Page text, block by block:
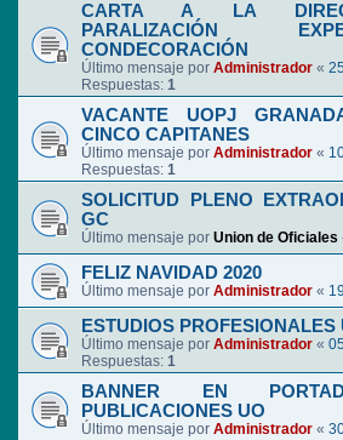
CARTA A LA
PARALIZACIÓN
CONDECORACIÓN
Último mensaje por Administrador «
Respuestas: 1
VACANTE UOPJ
CINCO CAPITANES
Último mensaje por Administrador «
Respuestas: 1
SOLICITUD PLENO
GC
Último mensaje por Union de Oficiales
FELIZ NAVIDAD 2020
Último mensaje por Administrador «
ESTUDIOS PROFESIONALES
Último mensaje por Administrador «
Respuestas: 1
BANNER EN
PUBLICACIONES UO
Último mensaje por Administrador «